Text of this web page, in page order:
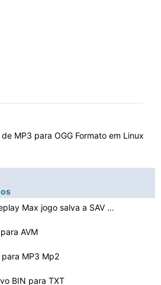
MP3 para OGG Formato em Linux
Como converter Action Replay Max jogo salva a SAV Arqui…
AVM
MP3 Mp2
BIN para TXT